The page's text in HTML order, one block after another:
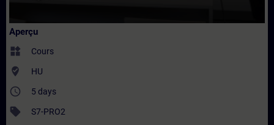
Aperçu
widgets Cours
where_to_vote HU
access_time 5 days
sell S7-PRO2